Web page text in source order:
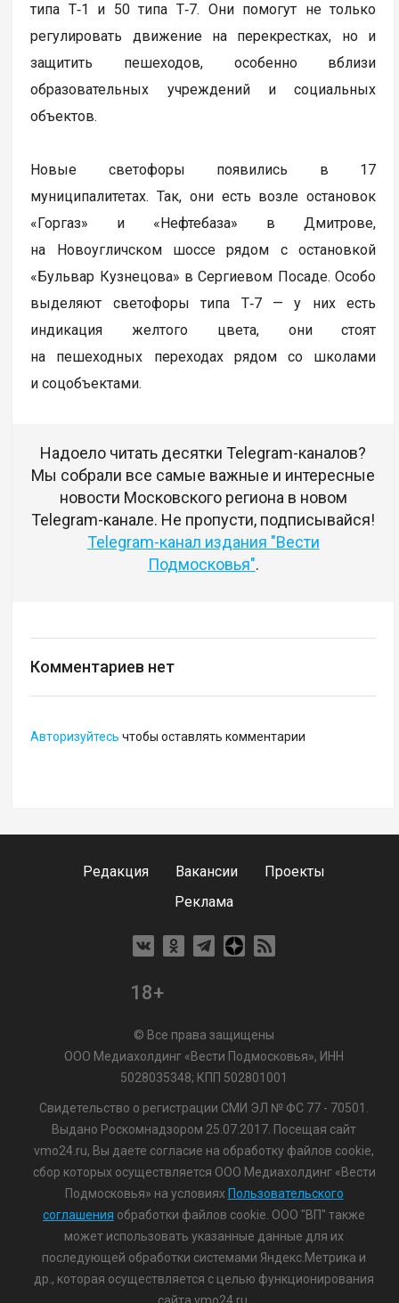
типа Т‑1 и 50 типа Т‑7. Они помогут не только
регулировать движение на перекрестках, но и
защитить пешеходов, особенно вблизи
образовательных учреждений и социальных
объектов.
Новые светофоры появились в 17
муниципалитетах. Так, они есть возле остановок
«Горгаз» и «Нефтебаза» в Дмитрове,
на Новоугличском шоссе рядом с остановкой
«Бульвар Кузнецова» в Сергиевом Посаде. Особо
выделяют светофоры типа Т‑7 — у них есть
индикация желтого цвета, они стоят
на пешеходных переходах рядом со школами
и соцобъектами.
Надоело читать десятки Telegram-каналов?
Мы собрали все самые важные и интересные
новости Московского региона в новом
Telegram-канале. Не пропусти, подписывайся!
Telegram-канал издания "Вести
Подмосковья".
Комментариев нет
Авторизуйтесь чтобы оставлять комментарии
Редакция Вакансии
Проекты
Реклама
18+
© Все права защищены
ООО Медиахолдинг «Вести Подмосковья», ИНН
5028035348; КПП 502801001
Свидетельство о регистрации СМИ ЭЛ № ФС 77 - 70501.
Выдано Роскомнадзором 25.07.2017. Посещая сайт
vmo24.ru, Вы даете согласие на обработку файлов cookie,
сбор которых осуществляется ООО Медиахолдинг «Вести
Подмосковья» на условиях Пользовательского
соглашения обработки файлов cookie. ООО "ВП" также
может использовать указанные данные для их
последующей обработки системами Яндекс.Метрика и
др., которая осуществляется с целью функционирования